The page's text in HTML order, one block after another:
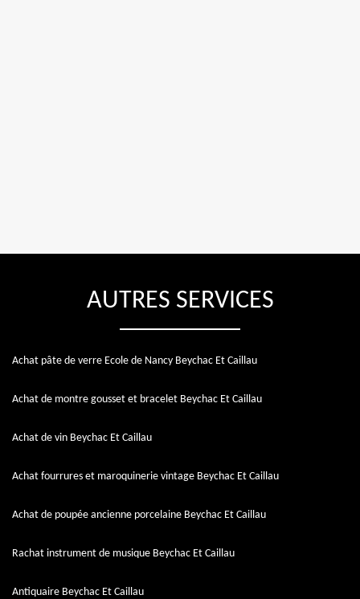
AUTRES SERVICES
Achat pâte de verre Ecole de Nancy Beychac Et Caillau
Achat de montre gousset et bracelet Beychac Et Caillau
Achat de vin Beychac Et Caillau
Achat fourrures et maroquinerie vintage Beychac Et Caillau
Achat de poupée ancienne porcelaine Beychac Et Caillau
Rachat instrument de musique Beychac Et Caillau
Antiquaire Beychac Et Caillau